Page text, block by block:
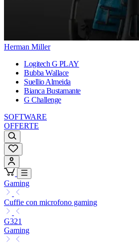
Herman Miller
Logitech G PLAY
Bubba Wallace
Suellio Almeida
Bianca Bustamante
G Challenge
SOFTWARE
OFFERTE
Gaming
Cuffie con microfono gaming
G321
Gaming